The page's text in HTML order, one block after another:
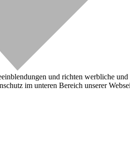
und richten werbliche
im unteren Bereich unserer